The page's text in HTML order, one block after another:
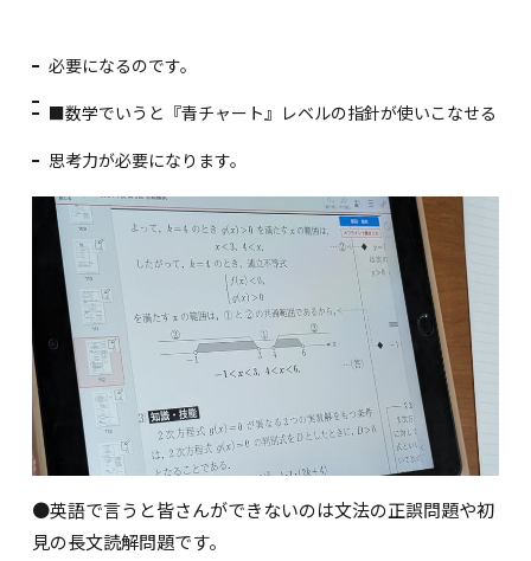
必要になるのです。
■数学でいうと『青チャート』レベルの指針が使いこなせる
思考力が必要になります。
●英語で言うと皆さんができないのは文法の正誤問題や初
見の長文読解問題です。